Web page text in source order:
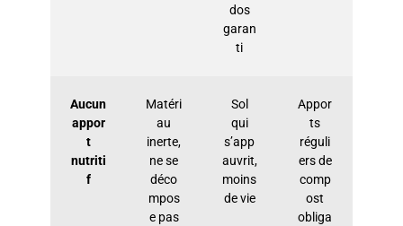
dos
garan
ti
Aucun
appor
t
nutriti
f
Matéri
au
inerte,
ne se
déco
mpos
e pas
Sol
qui
s’app
auvrit,
moins
de vie
Appor
ts
réguli
ers de
comp
ost
obliga